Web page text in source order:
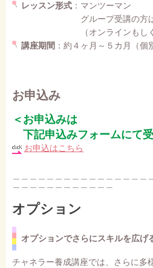
レッスン形式 ：マンツーマン
グループ受講の方はグ
（オンラインもしくは
講座期間 ：約４ヶ月～５カ月（個
お申込み
＜お申込みは
下記申込みフォームにて
お申込はこちら
オプション
オプションでさらにスキルを広げ
チャネラー養成講座では、さらに多